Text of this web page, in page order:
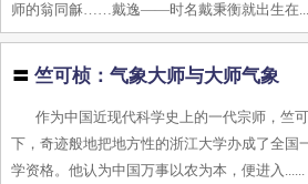
师的翁同龢……戴逸——时名戴秉衡就出生在
〓竺可桢：气象大师与大师气象
作为中国近现代科学史上的一代宗师，竺
下，奇迹般地把地方性的浙江大学办成了全国
学资格。他认为中国万事以农为本，便进入......